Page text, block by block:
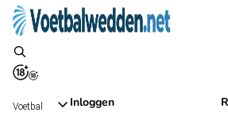
Inloggen
Voetbal